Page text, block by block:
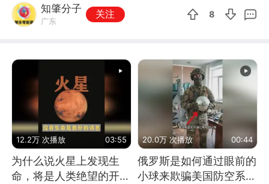
知肇分子
广东
关注 8
12.2万 次播放 03:55
为什么说火星上发现生
命，将是人类绝望的开
20.0万 次播放 00:44
俄罗斯是如何通过眼前的
小球来欺骗美国防空系统